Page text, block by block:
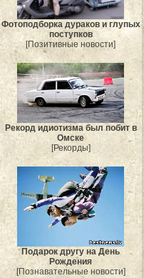
Фотоподборка дураков и глупых
поступков
[Позитивные новости]
Рекорд идиотизма был побит в
Омске
[Рекорды]
Подарок другу на День
Рождения
[Познавательные новости]